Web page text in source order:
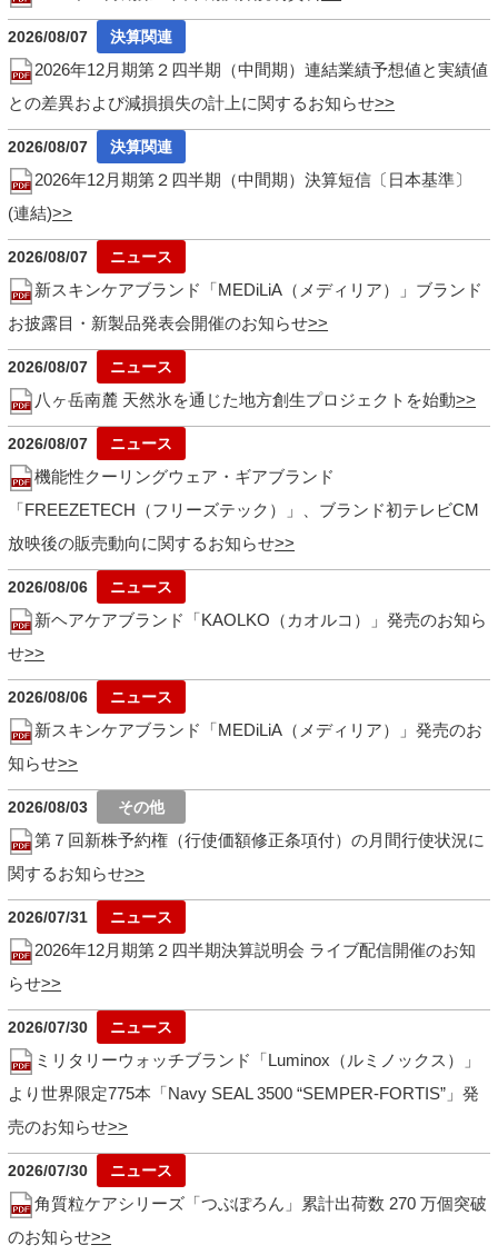
2026/08/07
2026年12月期第２四半期（中間期）連結業績予想値と実績値
との差異および減損損失の計上に関するお知らせ
2026/08/07
2026年12月期第２四半期（中間期）決算短信〔日本基準〕
(連結)
2026/08/07
新スキンケアブランド「MEDiLiA（メディリア）」ブランド
お披露目・新製品発表会開催のお知らせ
2026/08/07
八ヶ岳南麓 天然氷を通じた地方創生プロジェクトを始動
2026/08/07
機能性クーリングウェア・ギアブランド
「FREEZETECH（フリーズテック）」、ブランド初テレビCM
放映後の販売動向に関するお知らせ
2026/08/06
新ヘアケアブランド「KAOLKO（カオルコ）」発売のお知ら
せ
2026/08/06
新スキンケアブランド「MEDiLiA（メディリア）」発売のお
知らせ
2026/08/03
第７回新株予約権（行使価額修正条項付）の月間行使状況に
関するお知らせ
2026/07/31
2026年12月期第２四半期決算説明会 ライブ配信開催のお知
らせ
2026/07/30
ミリタリーウォッチブランド「Luminox（ルミノックス）」
より世界限定775本「Navy SEAL 3500 “SEMPER-FORTIS”」発
売のお知らせ
2026/07/30
角質粒ケアシリーズ「つぶぽろん」累計出荷数 270 万個突破
のお知らせ